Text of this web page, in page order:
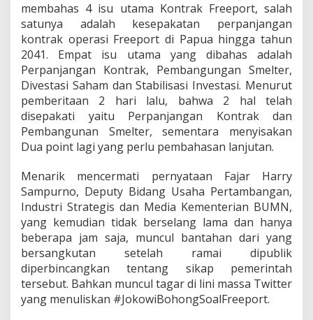
s
T
i
d
a
k
B
u
t
h
o
p
a
g
n
a
O
p
i
membahas 4 isu utama Kontrak Freeport, salah
satunya adalah kesepakatan perpanjangan
kontrak operasi Freeport di Papua hingga tahun
2041. Empat isu utama yang dibahas adalah
Perpanjangan Kontrak, Pembangungan Smelter,
Divestasi Saham dan Stabilisasi Investasi. Menurut
pemberitaan 2 hari lalu, bahwa 2 hal telah
disepakati yaitu Perpanjangan Kontrak dan
Pembangunan Smelter, sementara menyisakan
Dua point lagi yang perlu pembahasan lanjutan.
Menarik mencermati pernyataan Fajar Harry
Sampurno, Deputy Bidang Usaha Pertambangan,
Industri Strategis dan Media Kementerian BUMN,
yang kemudian tidak berselang lama dan hanya
beberapa jam saja, muncul bantahan dari yang
bersangkutan setelah ramai dipublik
diperbincangkan tentang sikap pemerintah
tersebut. Bahkan muncul tagar di lini massa Twitter
yang menuliskan #JokowiBohongSoalFreeport.